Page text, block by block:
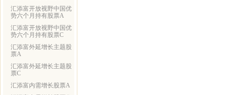
汇添富开放视野中国优
势六个月持有股票A
汇添富开放视野中国优
势六个月持有股票C
汇添富外延增长主题股
票A
汇添富外延增长主题股
票C
汇添富内需增长股票A